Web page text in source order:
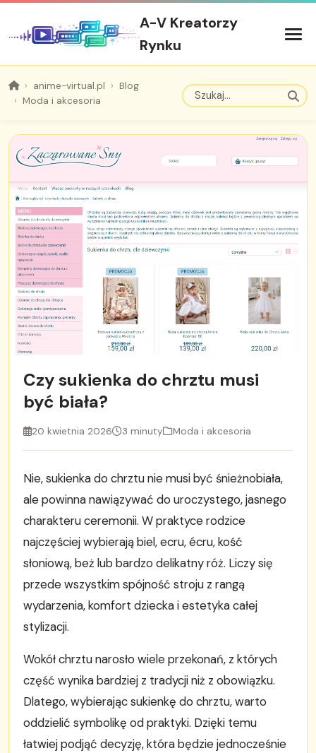
A-V Kreatorzy
Rynku
anime-virtual.pl
Blog
Moda i akcesoria
Czy sukienka do chrztu musi
być biała?
20 kwietnia 2026 3 minuty Moda i akcesoria
Nie, sukienka do chrztu nie musi być śnieżnobiała,
ale powinna nawiązywać do uroczystego, jasnego
charakteru ceremonii. W praktyce rodzice
najczęściej wybierają biel, ecru, écru, kość
słoniową, beż lub bardzo delikatny róż. Liczy się
przede wszystkim spójność stroju z rangą
wydarzenia, komfort dziecka i estetyka całej
stylizacji.
Wokół chrztu narosło wiele przekonań, z których
część wynika bardziej z tradycji niż z obowiązku.
Dlatego, wybierając sukienkę do chrztu, warto
oddzielić symbolikę od praktyki. Dzięki temu
łatwiej podjąć decyzję, która będzie jednocześnie